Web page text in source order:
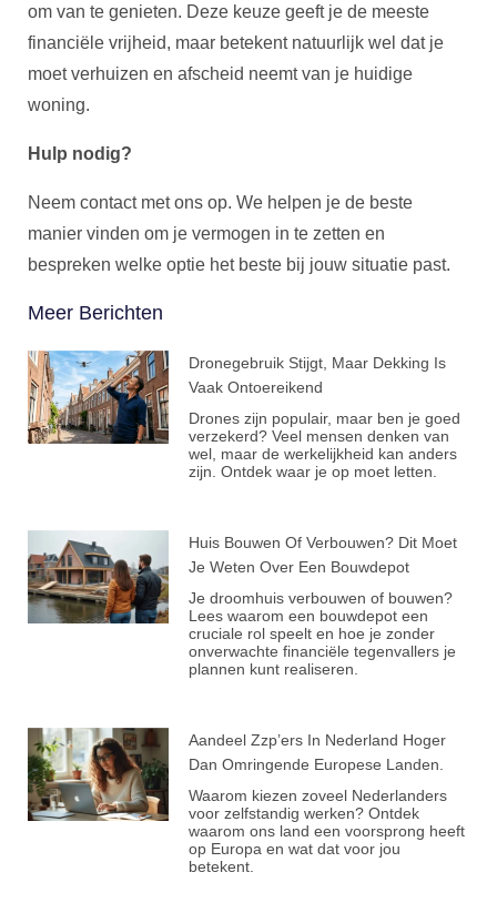
om van te genieten. Deze keuze geeft je de meeste
financiële vrijheid, maar betekent natuurlijk wel dat je
moet verhuizen en afscheid neemt van je huidige
woning.
Hulp nodig?
Neem contact met ons op. We helpen je de beste
manier vinden om je vermogen in te zetten en
bespreken welke optie het beste bij jouw situatie past.
Meer Berichten
Dronegebruik Stijgt, Maar Dekking Is
Vaak Ontoereikend
Drones zijn populair, maar ben je goed
verzekerd? Veel mensen denken van
wel, maar de werkelijkheid kan anders
zijn. Ontdek waar je op moet letten.
Huis Bouwen Of Verbouwen? Dit Moet
Je Weten Over Een Bouwdepot
Je droomhuis verbouwen of bouwen?
Lees waarom een bouwdepot een
cruciale rol speelt en hoe je zonder
onverwachte financiële tegenvallers je
plannen kunt realiseren.
Aandeel Zzp’ers In Nederland Hoger
Dan Omringende Europese Landen.
Waarom kiezen zoveel Nederlanders
voor zelfstandig werken? Ontdek
waarom ons land een voorsprong heeft
op Europa en wat dat voor jou
betekent.